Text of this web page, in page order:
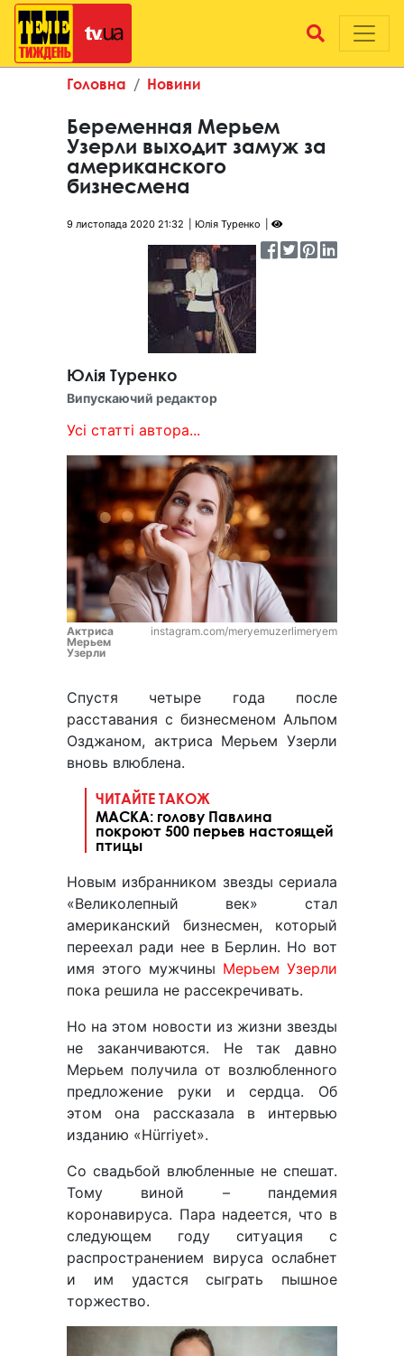
Головна Новини
Беременная Мерьем
Узерли выходит замуж за
американского
бизнесмена
9 листопада 2020 21:32 Юлія Туренко
Юлія Туренко
Випускаючий редактор
Усі статті автора...
Актриса
Мерьем
Узерли
instagram.com/meryemuzerlimeryem
Спустя четыре года после
расставания с бизнесменом Альпом
Озджаном, актриса Мерьем Узерли
вновь влюблена.
ЧИТАЙТЕ ТАКОЖ
МАСКА: голову Павлина
покроют 500 перьев настоящей
птицы
Новым избранником звезды сериала
«Великолепный век» стал
американский бизнесмен, который
переехал ради нее в Берлин. Но вот
имя этого мужчины Мерьем Узерли
пока решила не рассекречивать.
Но на этом новости из жизни звезды
не заканчиваются. Не так давно
Мерьем получила от возлюбленного
предложение руки и сердца. Об
этом она рассказала в интервью
изданию «Hürriyet».
Со свадьбой влюбленные не спешат.
Тому виной – пандемия
коронавируса. Пара надеется, что в
следующем году ситуация с
распространением вируса ослабнет
и им удастся сыграть пышное
торжество.